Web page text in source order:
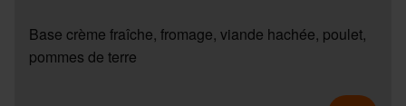
Base crème fraîche, fromage, viande hachée, poulet,
pommes de terre